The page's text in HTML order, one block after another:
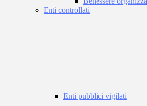
Enti controllati
Enti pubblici vigilati